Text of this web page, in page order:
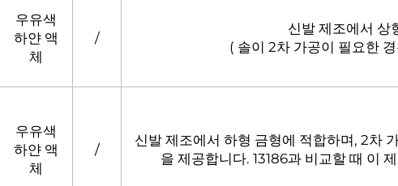
우유색
하얀 액
체
/
신발 제조에서 상
( 솔이 2차 가공이 필요한
우유색
하얀 액
체
/
신발 제조에서 하형 금형에 적합하며, 2차
을 제공합니다. 13186과 비교할 때 이